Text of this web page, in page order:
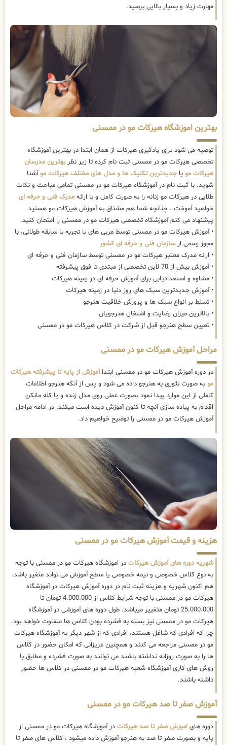
مهارت زیاد و بسیار بالایی برسید.
بهترین اموزشگاه هیرکات مو در ممسنی
توصیه می شود برای یادگیری هیرکات از همان ابتدا در بهترین آموزشگاه
تخصصی هیرکات مو در ممسنی ثبت نام کرده تا زیر نظربهترین مدرسان
هیرکات مو با جدیدترین تکنیک ها و مدل های مختلف هیرکات موآشنا
شوید. با ثبت نام در آموزشگاه هیرکات مو در ممسنی تمامی مباحث و نکات
طلایی در هیرکات مو زنانه را به صورت کامل و با ارائه مدرک فنی و حرفه ای
خواهید آموخت . چنانچه شما هم مشتاق به آموزش هیرکات مو هستید
پیشنهاد می کنم آموزشگاه تخصصی هیرکات مو در ممسنی را امتحان کنید.
• آموزش هیرکات مو در ممسنی توسط مربی های با تجربه با سابقه طولانی، با
مجوز رسمی ازسازمان فنی و حرفه ای کشور
• ارائه مدرک معتبر هیرکات مو در ممسنی توسط سازمان فنی و حرفه ای
• آموزش بیش از 70 لاین تخصصی از مبتدی تا فوق پیشرفته
• مشاوه و استعدادیابی برای آموزش حرفه ای در زمینه هیرکات
• آموزش جدیدترین سبک های روز دنیا در زمینه هیرکات
• تسلط بر انواع سبک ها و پرورش خلاقیت هنرجو
• بالاترین میزان رضایت و اشتغال هنرجویان
• تعیین سطح هنرجو قبل از شرکت در کلاس هیرکات مو در ممسنی
مراحل آموزش هیرکات مو در ممسنی
در دوره آموزش هیرکات مو در ممسنی ابتداآموزش از پایه تا پیشرفته هیرکات
مو به صورت تئوری به هنرجو داده می شود و پس از آنکه هنرجو اطلاعات
کاملی از این موارد پیدا نمود بصورت عملی روی مدل زنده و یا کله مانکن
اقدام به پیاده سازی آنچه تا کنون آموزش دیده است میکند. در ادامه مراحل
آموزش هیرکات مو در ممسنی را توضیح خواهیم داد.
هزینه و قیمت آموزش هیرکات مو در ممسنی
شهریه دوره های آموزش هیرکات در اموزشگاه هیرکات مو در ممسنی با توجه
به نوع کلاس خصوصی و نیمه خصوصی یا سطح آموزش می تواند متغیر باشد.
هم اکنون شهریه و هزینه ثبت نام در دوره آموزش هیرکات در آموزشگاه
هیرکات مو در ممسنی با توجه شرایط کلاس از 4.000.000 تومان تا
25.000.000 تومان متغییر میباشد. طول دوره های آموزشی در آموزشگاه
هیرکات مو در ممسنی نیز بسته به فشرده بودن کلاس ها متفاوت خواهد بود.
چرا که افرادی که شاغل هستند، افرادی که از شهر دیگر به آموزشگاه هیرکات
مو در ممسنی مراجعه می کنند و همچنین عزیزانی که امکان حضور در کلاس
ها را به صورت روزانه نداشته باشند می توانند به صورت فشرده و مطابق با
روش های کاری آموزشگاه شعبه هیرکات مو در ممسنی در کلاس ها حضور
داشته باشند.
آموزش صفر تا صد هیرکات مو در ممسنی
دوره های اموزش صفر تا صد هیرکات در آموزشگاه هیرکات مو در ممسنی از
پایه و بصورت صفر تا صد به هنرجو آموزش داده میشود ، کلاس های صفر تا